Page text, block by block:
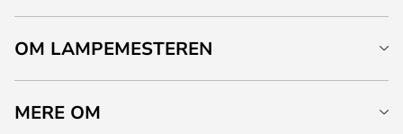
OM LAMPEMESTEREN
MERE OM